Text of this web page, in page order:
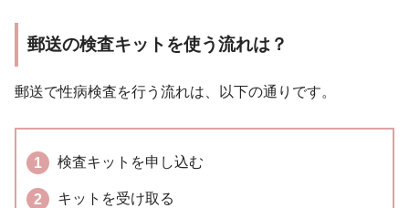
郵送の検査キットを使う流れは？
郵送で性病検査を行う流れは、以下の通りです。
検査キットを申し込む
キットを受け取る